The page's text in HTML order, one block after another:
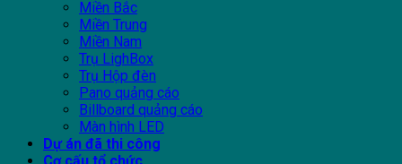
Miền Bắc
Miền Trung
Miền Nam
Trụ LighBox
Trụ Hộp đèn
Pano quảng cáo
Billboard quảng cáo
Màn hình LED
Dự án đã thi công
Cơ cấu tổ chức